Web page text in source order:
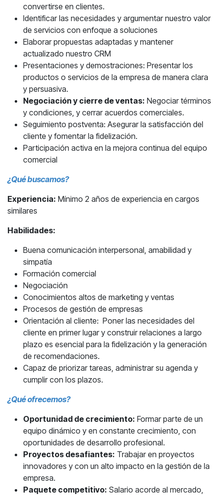
convertirse en clientes.
Identificar las necesidades y argumentar nuestro valor
de servicios con enfoque a soluciones
Elaborar propuestas adaptadas y mantener
actualizado nuestro CRM
Presentaciones y demostraciones: Presentar los
productos o servicios de la empresa de manera clara
y persuasiva.
Negociación y cierre de ventas: Negociar términos
y condiciones, y cerrar acuerdos comerciales.
Seguimiento postventa: Asegurar la satisfacción del
cliente y fomentar la fidelización.
Participación activa en la mejora continua del equipo
comercial
¿Qué buscamos?
Experiencia: Mínimo 2 años de experiencia en cargos
similares
Habilidades:
Buena comunicación interpersonal, amabilidad y
simpatía
Formación comercial
Negociación
Conocimientos altos de marketing y ventas
Procesos de gestión de empresas
Orientación al cliente: Poner las necesidades del
cliente en primer lugar y construir relaciones a largo
plazo es esencial para la fidelización y la generación
de recomendaciones.
Capaz de priorizar tareas, administrar su agenda y
cumplir con los plazos.
¿Qué ofrecemos?
Oportunidad de crecimiento: Formar parte de un
equipo dinámico y en constante crecimiento, con
oportunidades de desarrollo profesional.
Proyectos desafiantes: Trabajar en proyectos
innovadores y con un alto impacto en la gestión de la
empresa.
Paquete competitivo: Salario acorde al mercado,